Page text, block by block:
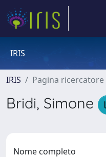
IRIS
IRIS Pagina ricercatore
Bridi, Simone
Nome completo